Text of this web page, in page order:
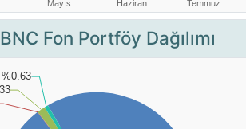
BNC Fon Portföy Dağılımı